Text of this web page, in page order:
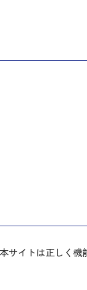
イトは正しく機